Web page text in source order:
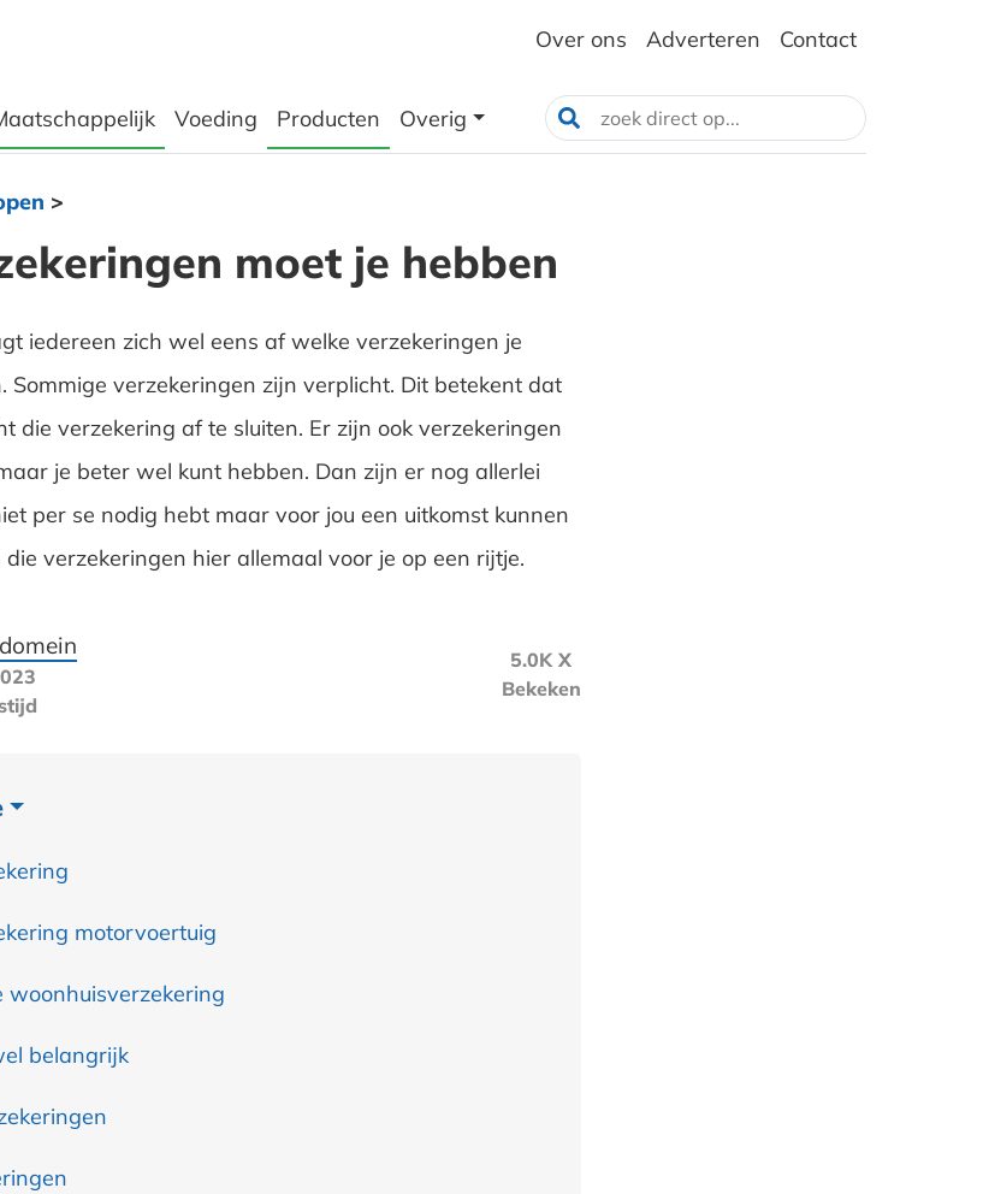
Over ons Adverteren Contact
Voeding Producten Overig
>
moet je hebben
iedereen zich wel eens af welke verzekeringen je
Sommige verzekeringen zijn verplicht. Dit betekent dat
die verzekering af te sluiten. Er zijn ook verzekeringen
je beter wel kunt hebben. Dan zijn er nog allerlei
per se nodig hebt maar voor jou een uitkomst kunnen
verzekeringen hier allemaal voor je op een rijtje.
5.0K X
Bekeken
motorvoertuig
woonhuisverzekering
belangrijk